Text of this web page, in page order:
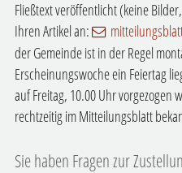
Fließtext veröffentlicht (keine
Ihren Artikel an:
der Gemeinde ist in der Regel
Erscheinungswoche ein Feiertag
auf Freitag, 10.00 Uhr vorgezogen
rechtzeitig im Mitteilungsblatt
Sie haben Fragen zur